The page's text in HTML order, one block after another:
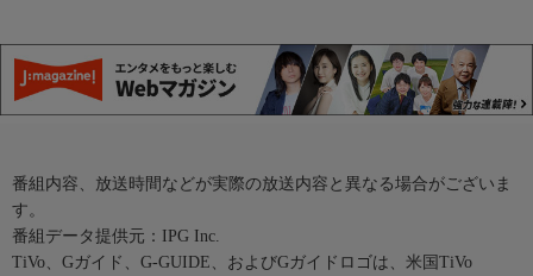
番組内容、放送時間などが実際の放送内容と異なる場合がございま
す。
番組データ提供元：IPG Inc.
TiVo、Gガイド、G-GUIDE、およびGガイドロゴは、米国TiVo